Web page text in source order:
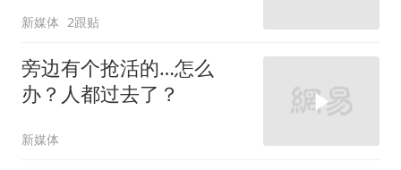
新媒体 2跟贴
旁边有个抢活的…怎么
办？人都过去了？
新媒体